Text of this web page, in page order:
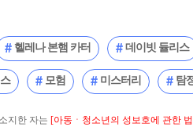
헬레나 본햄 카터 데이빗 듈리스
모험 미스터리 탐
지한 자는 [아동ㆍ청소년의 성보호에 관한